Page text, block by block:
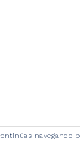
navegando